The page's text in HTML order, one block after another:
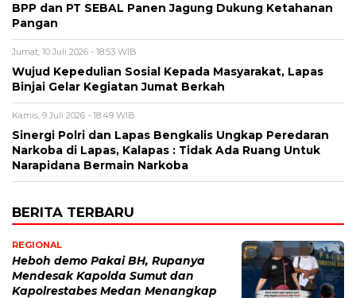
BPP dan PT SEBAL Panen Jagung Dukung Ketahanan
Pangan
Jumat, 10 Juli 2026 - 18:53 WIB
Wujud Kepedulian Sosial Kepada Masyarakat, Lapas
Binjai Gelar Kegiatan Jumat Berkah
Kamis, 9 Juli 2026 - 18:49 WIB
Sinergi Polri dan Lapas Bengkalis Ungkap Peredaran
Narkoba di Lapas, Kalapas : Tidak Ada Ruang Untuk
Narapidana Bermain Narkoba
BERITA TERBARU
REGIONAL
Heboh demo Pakai BH, Rupanya
Mendesak Kapolda Sumut dan
Kapolrestabes Medan Menangkap